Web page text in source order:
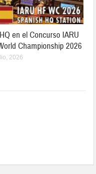
en el Concurso IARU
Championship 2026
2026